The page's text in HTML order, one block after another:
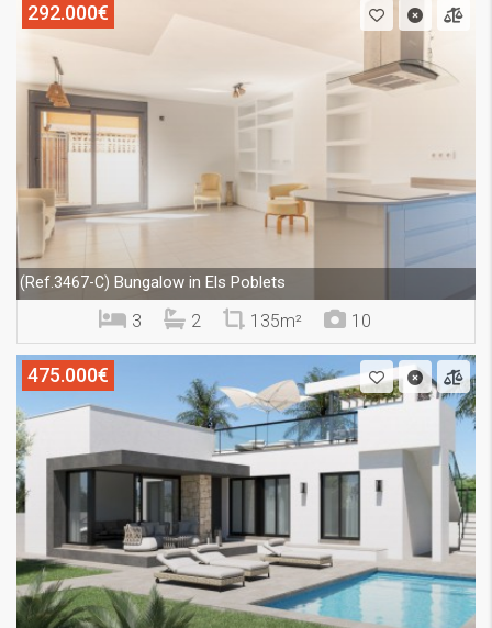
292.000€
(Ref.3467-C) Bungalow in Els Poblets
3 2 135m² 10
475.000€